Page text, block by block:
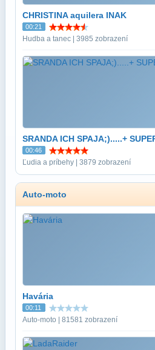
CHRISTINA aquilera INAK
00:21
Hudba a tanec | 3985 zobrazení
SRANDA ICH SPAJA;).....+
00:46
Ľudia a príbehy | 3879 zobrazení
Auto-moto
Havária
00:11
Auto-moto | 81581 zobrazení